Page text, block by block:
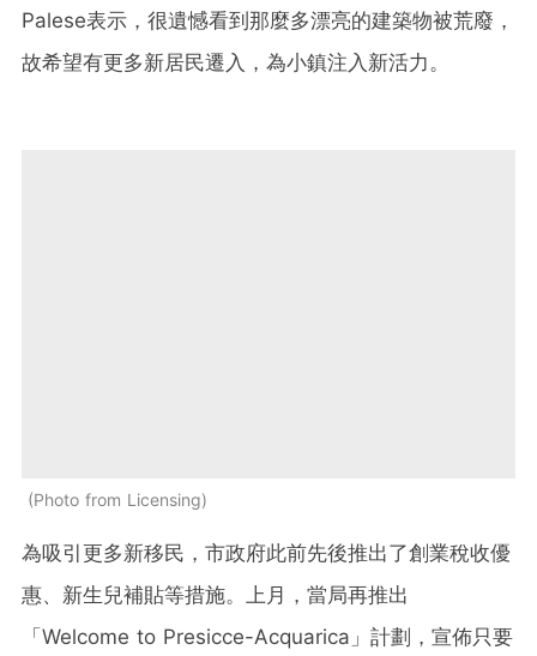
Palese表示，很遺憾看到那麼多漂亮的建築物被荒廢，
故希望有更多新居民遷入，為小鎮注入新活力。
Photo from Licensing
為吸引更多新移民，市政府此前先後推出了創業稅收優
惠、新生兒補貼等措施。上月，當局再推出
「Welcome to Presicce-Acquarica」計劃，宣佈只要